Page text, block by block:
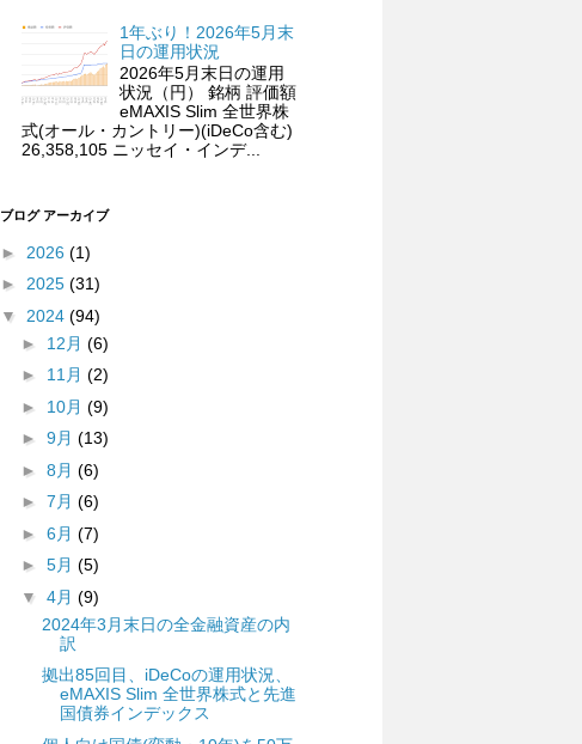
1年ぶり！2026年5月末
日の運用状況
2026年5月末日の運用
状況（円） 銘柄 評価額
eMAXIS Slim 全世界株
式(オール・カントリー)(iDeCo含む)
26,358,105 ニッセイ・インデ...
ブログ アーカイブ
► 2026 (1)
► 2025 (31)
▼ 2024 (94)
► 12月 (6)
► 11月 (2)
► 10月 (9)
► 9月 (13)
► 8月 (6)
► 7月 (6)
► 6月 (7)
► 5月 (5)
▼ 4月 (9)
2024年3月末日の全金融資産の内
訳
拠出85回目、iDeCoの運用状況、
eMAXIS Slim 全世界株式と先進
国債券インデックス